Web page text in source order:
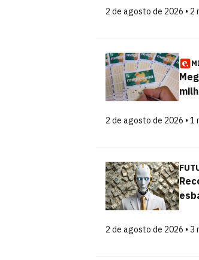
2 de agosto de 2026 • 2
2 de agosto de 2026 • 1
2 de agosto de 2026 • 3